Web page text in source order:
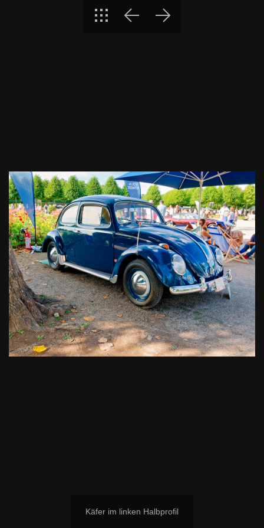
Käfer im linken Halbprofil